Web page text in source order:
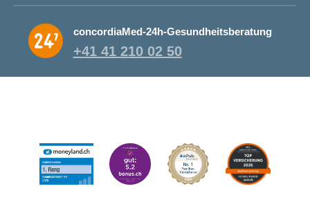
concordiaMed-24h-Gesundheitsberatung
+41 41 210 02 50